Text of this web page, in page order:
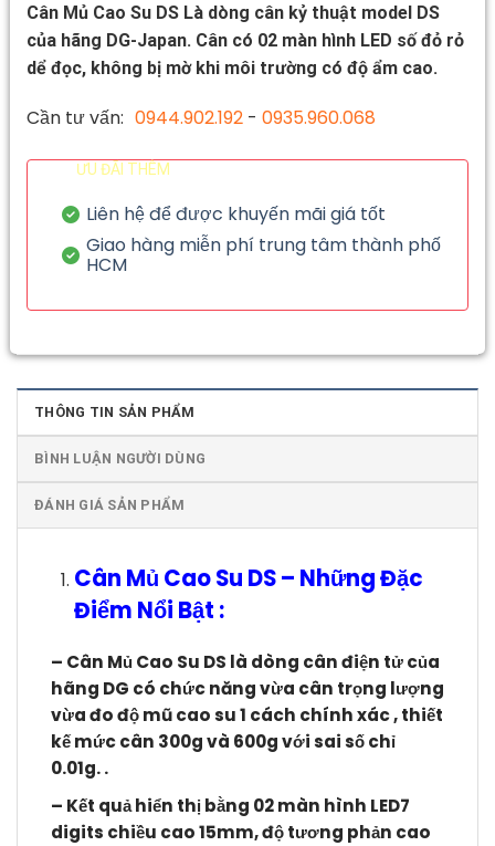
Cân Mủ Cao Su DS Là dòng cân kỷ thuật model DS
của hãng DG-Japan. Cân có 02 màn hình LED số đỏ rỏ
dể đọc, không bị mờ khi môi trường có độ ẩm cao.
Cần tư vấn: 0944.902.192 - 0935.960.068
ƯU ĐÃI THÊM
Liên hệ để được khuyến mãi giá tốt
Giao hàng miễn phí trung tâm thành phố
HCM
THÔNG TIN SẢN PHẨM
BÌNH LUẬN NGƯỜI DÙNG
ĐÁNH GIÁ SẢN PHẨM
Cân Mủ Cao Su DS– Những Đặc
Điểm Nổi Bật :
– Cân Mủ Cao Su DS là dòng cân điện tử của
hãng DG có chức năng vừa cân trọng lượng
vừa đo độ mũ cao su 1 cách chính xác , thiết
kế mức cân 300g và 600g với sai số chỉ
0.01g. .
– Kết quả hiển thị bằng 02 màn hình LED7
digits chiều cao 15mm, độ tương phản cao